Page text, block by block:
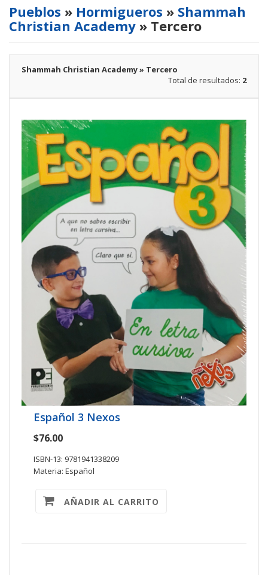
Pueblos » Hormigueros » Shammah
Christian Academy » Tercero
Shammah Christian Academy » Tercero
Total de resultados: 2
Español 3 Nexos
$76.00
ISBN-13: 9781941338209
Materia: Español
AÑADIR AL CARRITO